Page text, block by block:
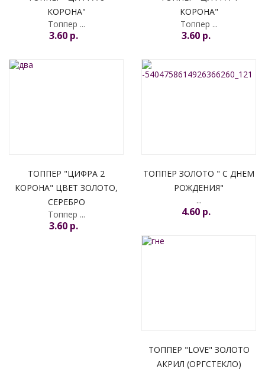
КОРОНА"
Топпер ...
3.60 p.
КОРОНА"
Топпер ...
3.60 p.
ТОППЕР "ЦИФРА 2
КОРОНА" ЦВЕТ ЗОЛОТО,
СЕРЕБРО
Топпер ...
3.60 p.
ТОППЕР ЗОЛОТО " С ДНЕМ
РОЖДЕНИЯ"
...
4.60 p.
ТОППЕР "LOVE" ЗОЛОТО
АКРИЛ (ОРГСТЕКЛО)